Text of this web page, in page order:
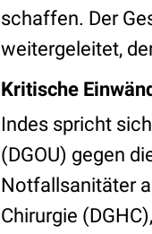
schaffen. Der
weitergeleitet,
Kritische
Indes spricht
(DGOU) gegen
Notfallsanitäter
Chirurgie